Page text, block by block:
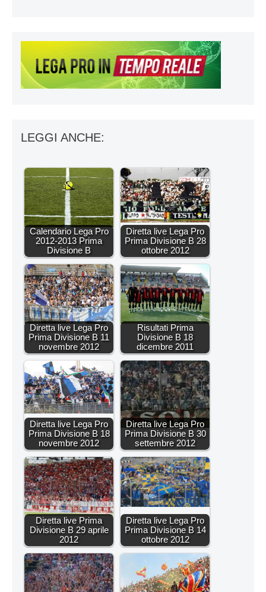
LEGGI ANCHE:
Calendario Lega Pro
2012-2013 Prima
Divisione B
Diretta live Lega Pro
Prima Divisione B 28
ottobre 2012
Diretta live Lega Pro
Prima Divisione B 11
novembre 2012
Risultati Prima
Divisione B 18
dicembre 2011
Diretta live Lega Pro
Prima Divisione B 18
novembre 2012
Diretta live Lega Pro
Prima Divisione B 30
settembre 2012
Diretta live Prima
Divisione B 29 aprile
2012
Diretta live Lega Pro
Prima Divisione B 14
ottobre 2012